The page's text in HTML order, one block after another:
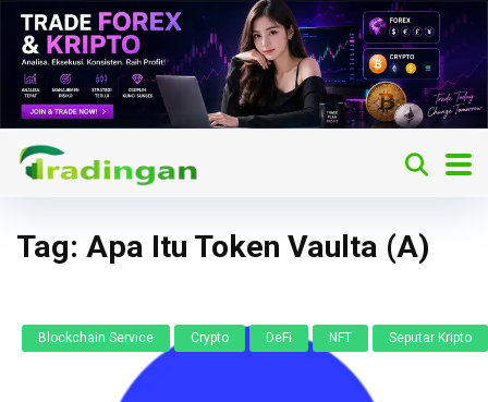
Tag: Apa Itu Token Vaulta (A)
Blockchain Service Crypto DeFi NFT Seputar Kripto